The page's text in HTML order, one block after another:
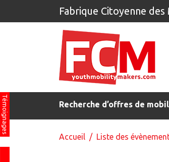
Fabrique Citoyenne
Témoignages Recherche d’offres de
Accueil / Liste des